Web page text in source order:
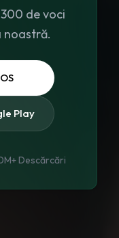
de voci
Play
Descărcări